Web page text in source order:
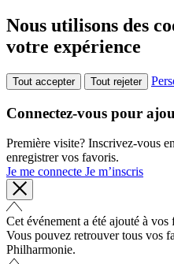
Nous utilisons des
votre expérience
Tout accepter Tout rejeter
Connectez-vous pour
Première visite? Inscrivez-vous
enregistrer vos favoris.
Je me connecte Je m’inscris
Cet événement a été ajouté à vos
Vous pouvez retrouver tous vos
Philharmonie.